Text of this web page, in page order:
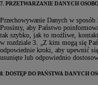
7. PRZETWARZANIE DANYCH
Przechowywanie Danych w sposób
Prosimy, aby Państwo
tak szybko, jak to możliwe,
w rozdziale 3. „Z kim mogą się
odpowiednie kroki, aby upewnić
usunięte lub odpowiednio
8. DOSTĘP DO PAŃSTWA DANYCH